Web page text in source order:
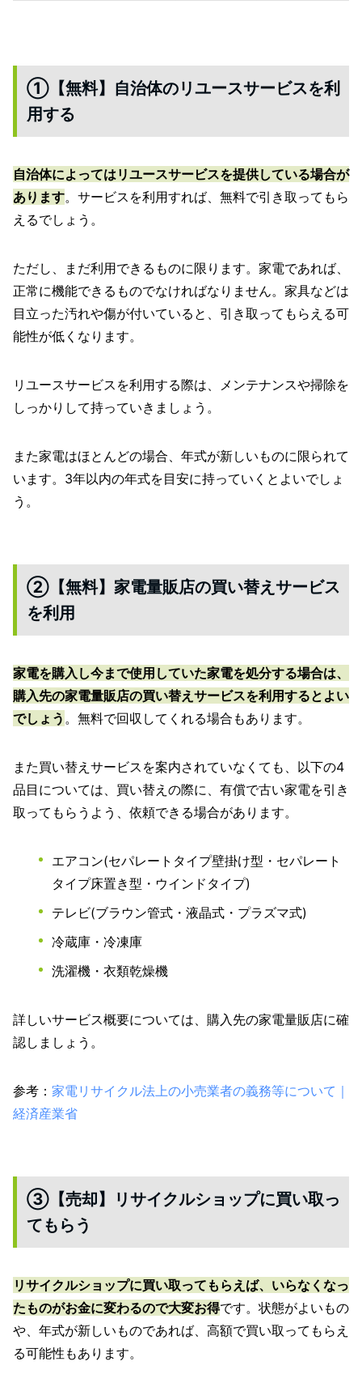
①【無料】自治体のリユースサービスを利
用する
自治体によってはリユースサービスを提供している場合が
あります。サービスを利用すれば、無料で引き取ってもら
えるでしょう。
ただし、まだ利用できるものに限ります。家電であれば、
正常に機能できるものでなければなりません。家具などは
目立った汚れや傷が付いていると、引き取ってもらえる可
能性が低くなります。
リユースサービスを利用する際は、メンテナンスや掃除を
しっかりして持っていきましょう。
また家電はほとんどの場合、年式が新しいものに限られて
います。3年以内の年式を目安に持っていくとよいでしょ
う。
②【無料】家電量販店の買い替えサービス
を利用
家電を購入し今まで使用していた家電を処分する場合は、
購入先の家電量販店の買い替えサービスを利用するとよい
でしょう 。無料で回収してくれる場合もあります。
また買い替えサービスを案内されていなくても、以下の4
品目については、買い替えの際に、有償で古い家電を引き
取ってもらうよう、依頼できる場合があります。
エアコン(セパレートタイプ壁掛け型・セパレート
タイプ床置き型・ウインドタイプ)
テレビ(ブラウン管式・液晶式・プラズマ式)
冷蔵庫・冷凍庫
洗濯機・衣類乾燥機
詳しいサービス概要については、購入先の家電量販店に確
認しましょう。
参考： 家電リサイクル法上の小売業者の義務等について｜
経済産業省
③【売却】リサイクルショップに買い取っ
てもらう
リサイクルショップに買い取ってもらえば、いらなくなっ
たものがお金に変わるので大変お得です。状態がよいもの
や、年式が新しいものであれば、高額で買い取ってもらえ
る可能性もあります。